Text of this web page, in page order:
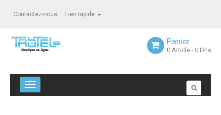
Contactez-nous Lien rapide
Panier
0 Article - 0 Dhs
Navigation bascule